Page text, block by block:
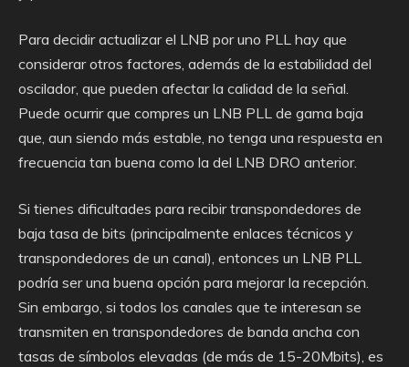
Para decidir actualizar el LNB por uno PLL hay que
considerar otros factores, además de la estabilidad del
oscilador, que pueden afectar la calidad de la señal.
Puede ocurrir que compres un LNB PLL de gama baja
que, aun siendo más estable, no tenga una respuesta en
frecuencia tan buena como la del LNB DRO anterior.
Si tienes dificultades para recibir transpondedores de
baja tasa de bits (principalmente enlaces técnicos y
transpondedores de un canal), entonces un LNB PLL
podría ser una buena opción para mejorar la recepción.
Sin embargo, si todos los canales que te interesan se
transmiten en transpondedores de banda ancha con
tasas de símbolos elevadas (de más de 15-20Mbits), es